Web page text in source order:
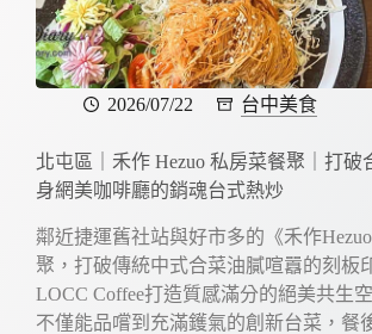
2026/07/22 台中美食
北屯區｜禾作 Hezuo 私房菜餐聚｜打破
身網美咖啡廳的銷魂台式熱炒
鄰近捷運舊社站與好市多的《禾作
聚，打破傳統中式合菜油膩喧囂的刻板
LOCC Coffee打造質感滿分的絕美共生
不僅能品嚐到充滿鑊氣的創新台菜，餐